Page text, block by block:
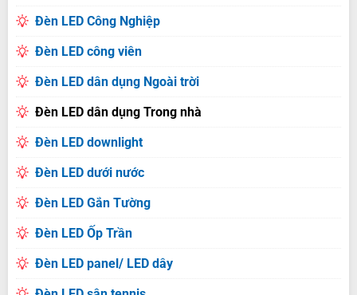
Đèn LED Công Nghiệp
Đèn LED công viên
Đèn LED dân dụng Ngoài trời
Đèn LED dân dụng Trong nhà
Đèn LED downlight
Đèn LED dưới nước
Đèn LED Gắn Tường
Đèn LED Ốp Trần
Đèn LED panel/ LED dây